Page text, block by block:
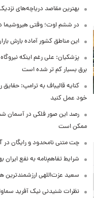
بهترین مقاصد دریاچه‌های
در ششم اوت؛ وقتی
این مناطق کشور آماده بارش
پزشکیان: علی رغم اینکه
برق بسیار کم تر شده است
کنایه قالیباف به ترامپ: حقایق
خود عمل کنید
رصد این صور فلکی در آسمان
ممکن است
چت متنی نامحدود و رایگان در ChatGPT
شرایط تفاهم‌نامه به نفع ایران
سعید عزت‌اللهی ارزشمندترین
نظرات شنیدنی نیک آفرید